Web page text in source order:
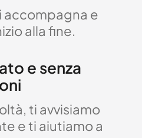
accompagna e
alla fine.
e senza
ti avvisiamo
e ti aiutiamo a